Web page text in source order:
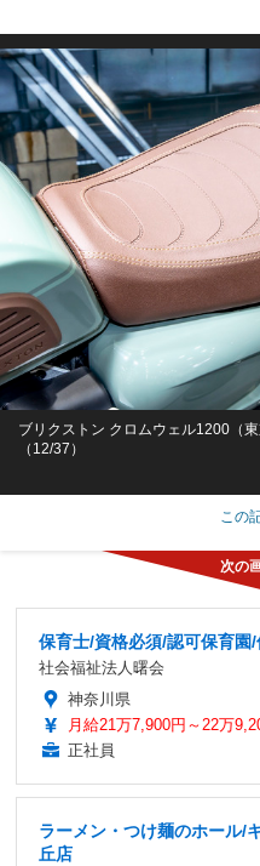
ブリクストン クロムウェル1200（
（12/37）
この
保育士/資格必須/認可保育園
社会福祉法人曙会
神奈川県
月給21万7,900円～22万
正社員
ラーメン・つけ麺のホール/
丘店